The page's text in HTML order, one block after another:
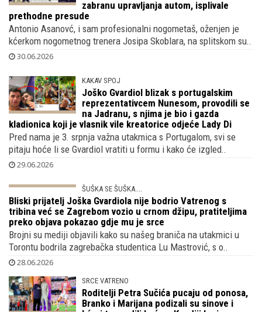
NEPRAVOMOĆNO
Osuđen sin Aljoše Asanovića, Antonio se
branio kako nije znao za dvogodišnju
zabranu upravljanja autom, isplivale
prethodne presude
Antonio Asanovć, i sam profesionalni nogometaš, oženjen je
kćerkom nogometnog trenera Josipa Skoblara, na splitskom su..
30.06.2026
KAKAV SPOJ
Joško Gvardiol blizak s portugalskim
reprezentativcem Nunesom, provodili se
na Jadranu, s njima je bio i gazda
kladionica koji je vlasnik vile kreatorice odjeće Lady Di
Pred nama je 3. srpnja važna utakmica s Portugalom, svi se
pitaju hoće li se Gvardiol vratiti u formu i kako će izgled..
29.06.2026
ŠUŠKA SE ŠUŠKA....
Bliski prijatelj Joška Gvardiola nije bodrio
Vatrenog s tribina već se Zagrebom
vozio u crnom džipu, pratiteljima preko
objava pokazao gdje mu je srce
Brojni su mediji objavili kako su našeg braniča na utakmici u
Torontu bodrila zagrebačka studentica Lu Mastrović, s o..
28.06.2026